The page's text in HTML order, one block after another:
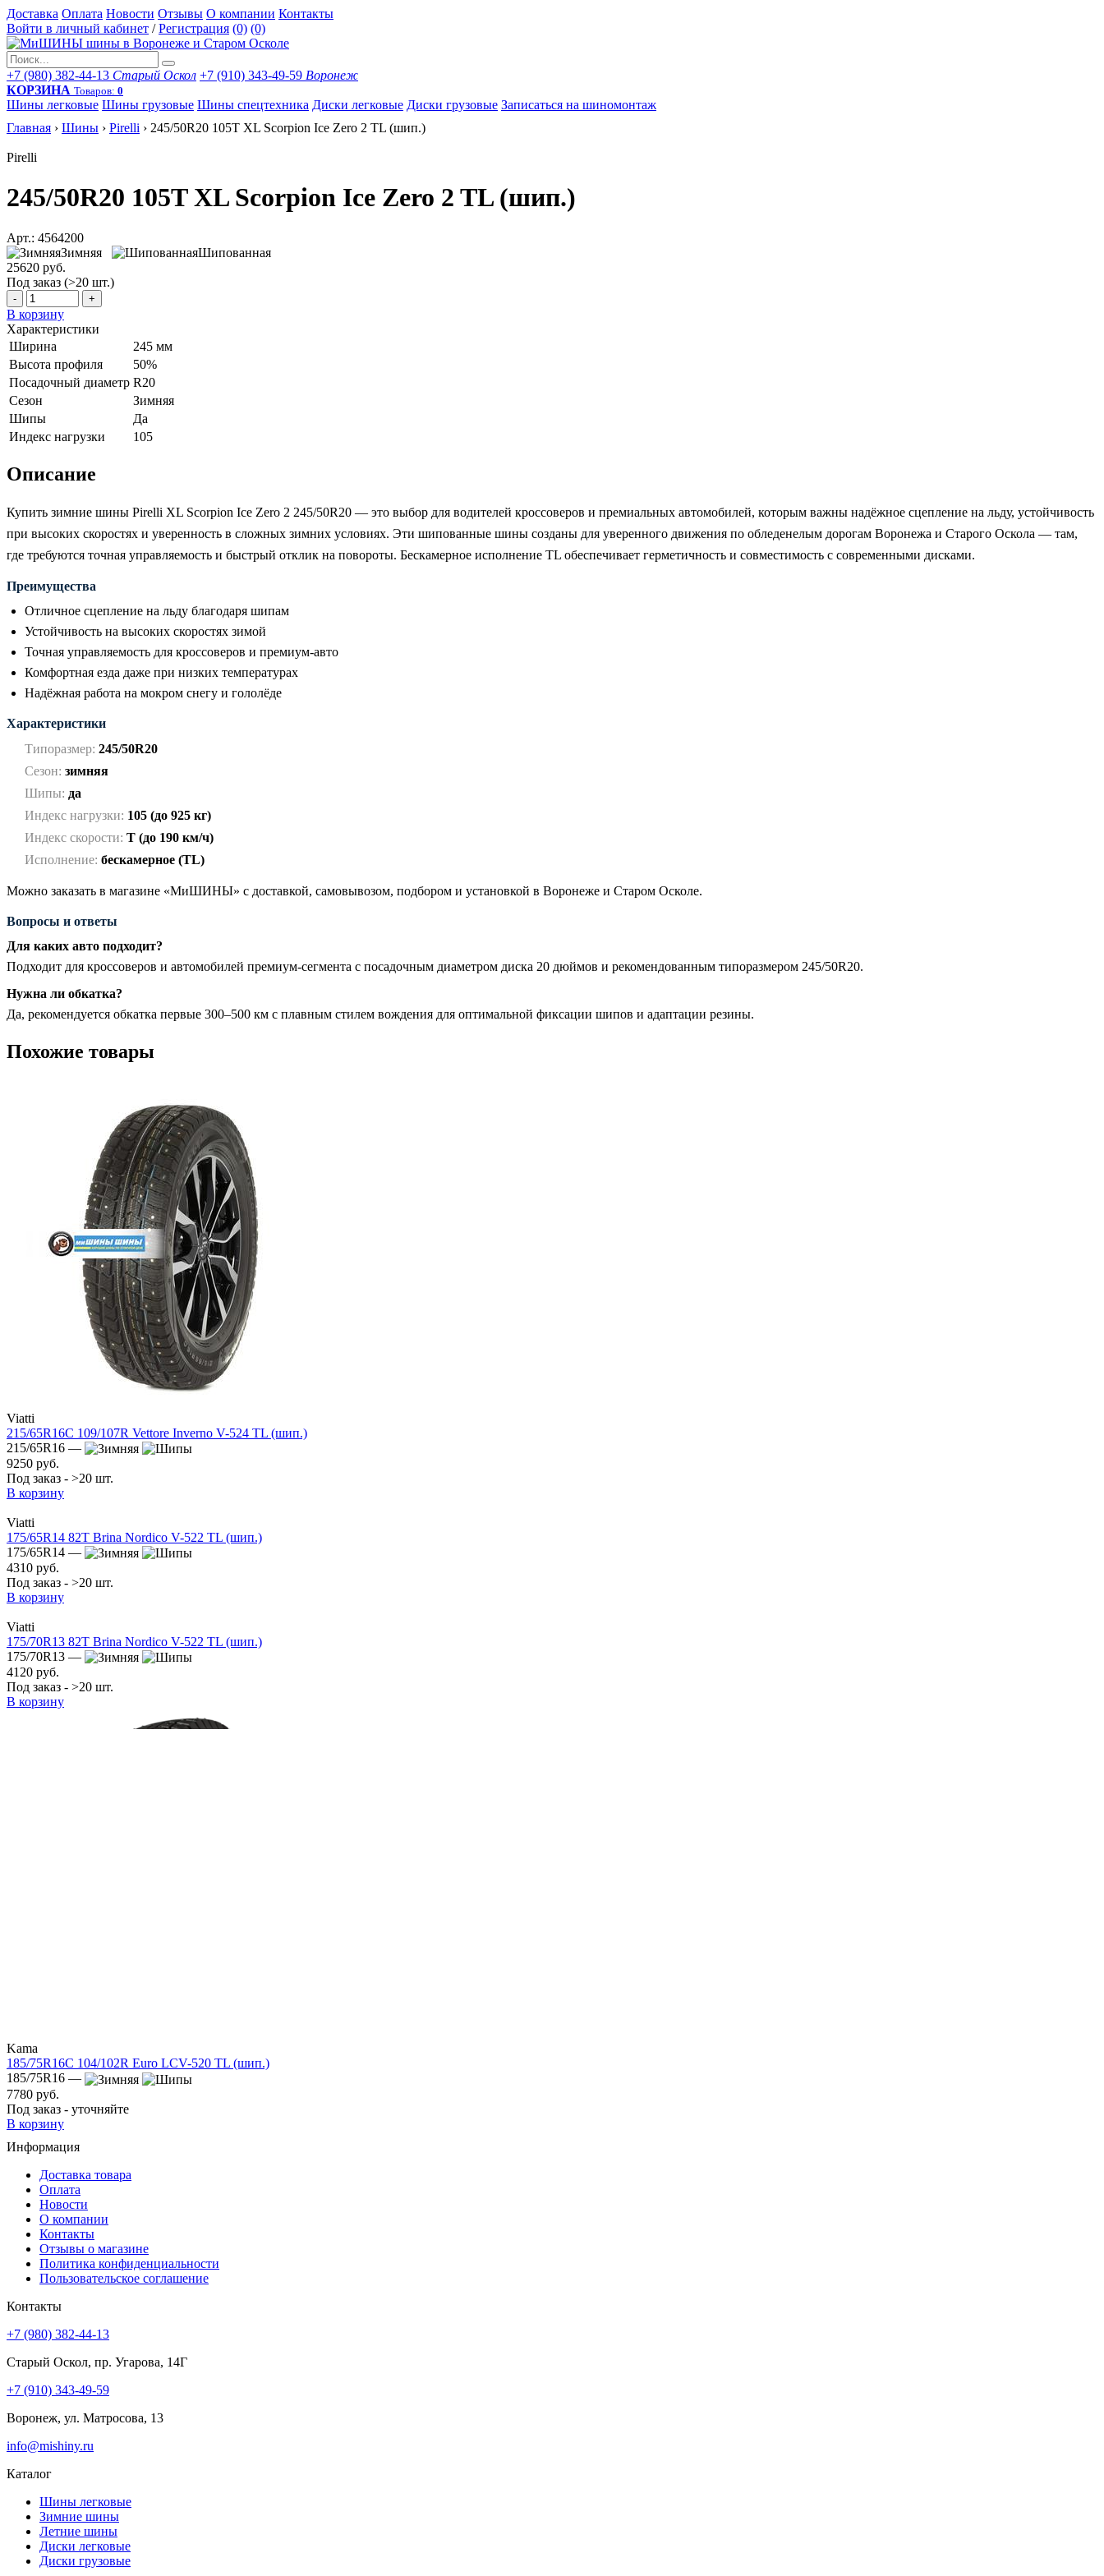
Доставка Оплата Новости Отзывы О компании Контакты
Войти в личный кабинет / Регистрация (0) (0)
+7 (980) 382-44-13 Старый Оскол +7 (910) 343-49-59 Воронеж
КОРЗИНА Товаров: 0
Шины легковые Шины грузовые Шины спецтехника Диски легковые Диски грузовые Записаться на шиномонтаж
Главная › Шины › Pirelli › 245/50R20 105T XL Scorpion Ice Zero 2 TL (шип.)
Pirelli
245/50R20 105T XL Scorpion Ice Zero 2 TL (шип.)
Арт.: 4564200
Зимняя
Шипованная
25620 руб.
Под заказ (>20 шт.)
- +
В корзину
Характеристики
Ширина
245 мм
Высота профиля
50%
Посадочный диаметр R20
Сезон
Зимняя
Шипы
Да
Индекс нагрузки
105
Описание
Купить зимние шины Pirelli XL Scorpion Ice Zero 2 245/50R20 — это выбор для водителей кроссоверов и премиальных автомобилей, которым важны надёжное сцепление на льду, устойчивость
при высоких скоростях и уверенность в сложных зимних условиях. Эти шипованные шины созданы для уверенного движения по обледенелым дорогам Воронежа и Старого Оскола — там,
где требуются точная управляемость и быстрый отклик на повороты. Бескамерное исполнение TL обеспечивает герметичность и совместимость с современными дисками.
Преимущества
Отличное сцепление на льду благодаря шипам
Устойчивость на высоких скоростях зимой
Точная управляемость для кроссоверов и премиум-авто
Комфортная езда даже при низких температурах
Надёжная работа на мокром снегу и гололёде
Характеристики
Типоразмер: 245/50R20
Сезон: зимняя
Шипы: да
Индекс нагрузки: 105 (до 925 кг)
Индекс скорости: T (до 190 км/ч)
Исполнение: бескамерное (TL)
Можно заказать в магазине «МиШИНЫ» с доставкой, самовывозом, подбором и установкой в Воронеже и Старом Осколе.
Вопросы и ответы
Для каких авто подходит?
Подходит для кроссоверов и автомобилей премиум-сегмента с посадочным диаметром диска 20 дюймов и рекомендованным типоразмером 245/50R20.
Нужна ли обкатка?
Да, рекомендуется обкатка первые 300–500 км с плавным стилем вождения для оптимальной фиксации шипов и адаптации резины.
Похожие товары
Viatti
215/65R16C 109/107R Vettore Inverno V-524 TL (шип.)
215/65R16 —
9250 руб.
Под заказ - >20 шт.
В корзину
Viatti
175/65R14 82T Brina Nordico V-522 TL (шип.)
175/65R14 —
4310 руб.
Под заказ - >20 шт.
В корзину
Viatti
175/70R13 82T Brina Nordico V-522 TL (шип.)
175/70R13 —
4120 руб.
Под заказ - >20 шт.
В корзину
Kama
185/75R16C 104/102R Euro LCV-520 TL (шип.)
185/75R16 —
7780 руб.
Под заказ - уточняйте
В корзину
Информация
Доставка товара
Оплата
Новости
О компании
Контакты
Отзывы о магазине
Политика конфиденциальности
Пользовательское соглашение
Контакты
+7 (980) 382-44-13
Старый Оскол, пр. Угарова, 14Г
+7 (910) 343-49-59
Воронеж, ул. Матросова, 13
info@mishiny.ru
Каталог
Шины легковые
Зимние шины
Летние шины
Диски легковые
Диски грузовые